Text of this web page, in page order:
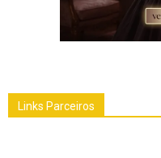
Links Parceiros